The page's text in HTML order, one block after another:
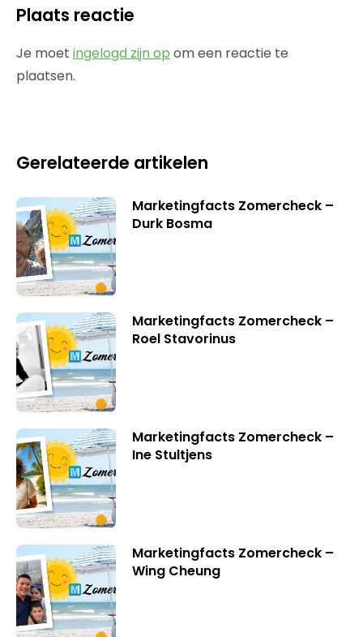
Plaats reactie
Je moet ingelogd zijn op om een reactie te
plaatsen.
Gerelateerde artikelen
Marketingfacts Zomercheck –
Durk Bosma
Marketingfacts Zomercheck –
Roel Stavorinus
Marketingfacts Zomercheck –
Ine Stultjens
Marketingfacts Zomercheck –
Wing Cheung